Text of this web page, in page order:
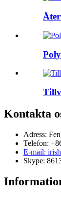
Kontakta
Adress:
Telefon:
E-mail:
Skype: